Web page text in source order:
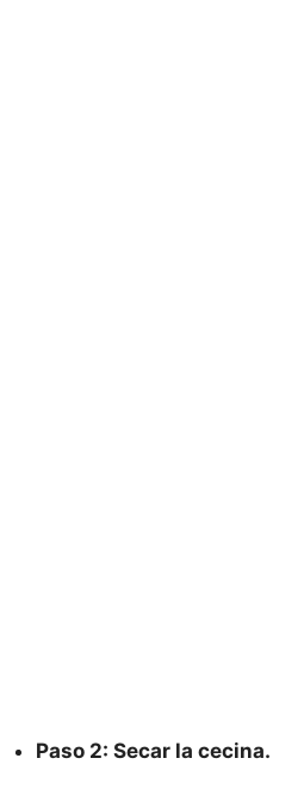
Paso 2: Secar la cecina.